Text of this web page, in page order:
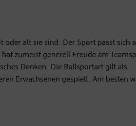
alt sie sind. Der Sport passt sich
zumeist generell Freude am
Denken. Die Ballsportart gilt als
Erwachsenen gespielt. Am besten